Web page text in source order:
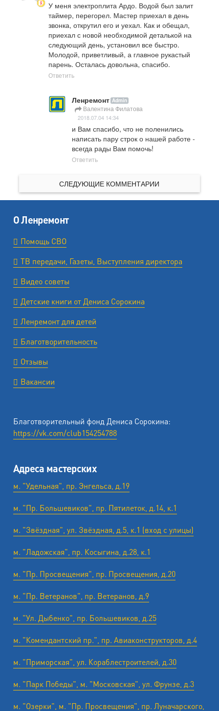
У меня электроплита Ардо. Водой был залит
таймер, перегорел. Мастер приехал в день
звонка, открутил его и уехал. Как и обещал,
приехал с новой необходимой деталькой на
следующий день, установил все быстро.
Молодой, приветливый, а главное рукастый
парень. Осталась довольна, спасибо.
Ответить
Ленремонт Admin
Валентина Филатова
2018.07.04 14:34
и Вам спасибо, что не поленились
написать пару строк о нашей работе -
всегда рады Вам помочь!
Ответить
СЛЕДУЮЩИЕ КОММЕНТАРИИ
О Ленремонт
Помощь СВО
ТВ передачи, Газеты, Выступления директора
Видео советы
Детские книги от Дениса Сорокина
Ленремонт для детей
Благотворительность
Отзывы
Вакансии
Благотворительный фонд Дениса Сорокина:
https://vk.com/club154254788
Адреса мастерских
м. "Удельная", пр. Энгельса, д.19
м. "Пр. Большевиков", пр. Пятилеток, д.14, к.1
м. "Звёздная", ул. Звёздная, д.5, к.1 (вход с улицы)
м. "Ладожская", пр. Косыгина, д.28, к.1
м. "Пр. Просвещения", пр. Просвещения, д.20
м. "Пр. Ветеранов", пр. Ветеранов, д.9
м. "Ул. Дыбенко", пр. Большевиков, д.25
м. "Комендантский пр.", пр. Авиаконструкторов, д.4
м. "Приморская", ул. Кораблестроителей, д.30
м. "Парк Победы", м. "Московская", ул. Фрунзе, д.3
м. "Озерки", м. "Пр. Просвещения", пр. Луначарского,